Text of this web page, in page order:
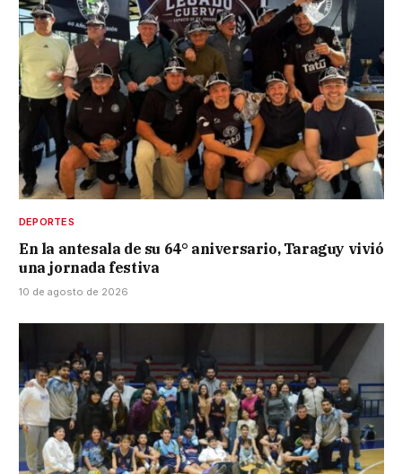
DEPORTES
En la antesala de su 64° aniversario, Taraguy vivió
una jornada festiva
10 de agosto de 2026